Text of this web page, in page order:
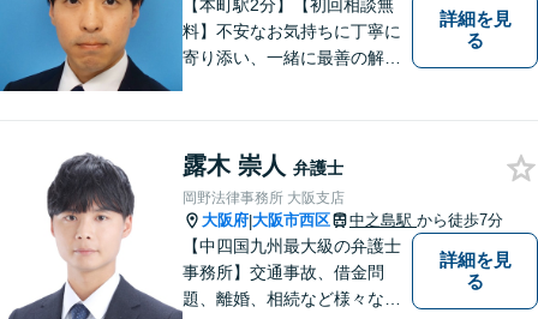
【本町駅2分】【初回相談無
料】不安なお気持ちに丁寧に
寄り添い、一緒に最善の解決
けるよう、誠実にあなたをサ
ポートいたします。【電話相
談も対応可能】
詳細を見
る
露木 崇人 弁護士
岡野法律事務所 大阪支店
大阪府|大阪市西区 中之島駅 から徒歩7分
【中四国九州最大級の弁護士
事務所】交通事故、借金問
題、離婚、相続など様々な問
詳細を見
る